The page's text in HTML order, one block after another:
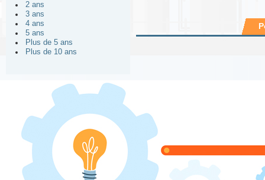
2 ans
3 ans
4 ans
5 ans
Plus de 5 ans
Plus de 10 ans